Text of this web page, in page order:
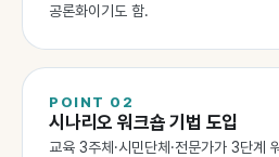
공론화이기도 함.
POINT 02
시나리오 워크숍 기법 도입
교육 3주체·시민단체·전문가가 3단계